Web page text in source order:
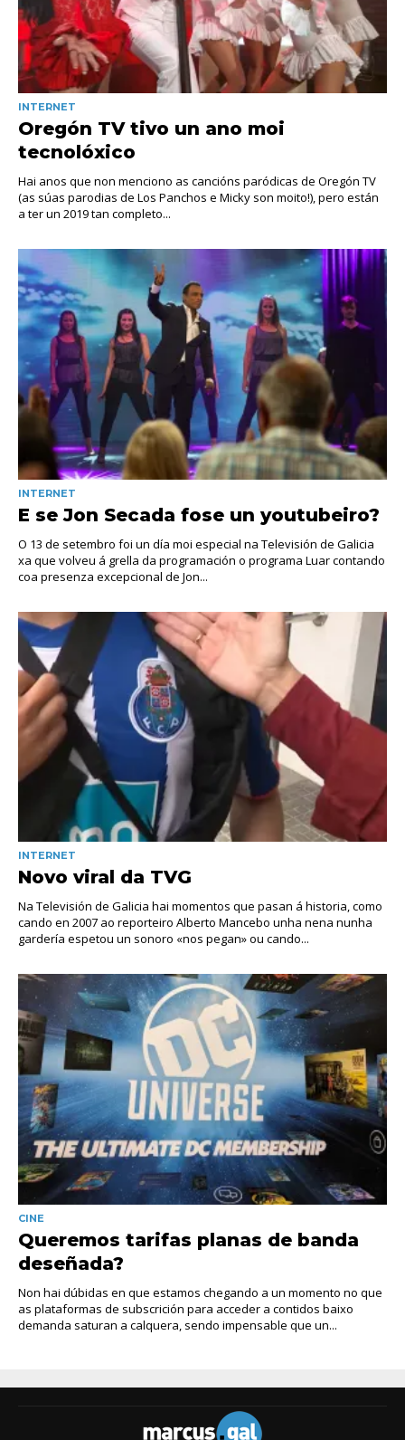
INTERNET
Oregón TV tivo un ano moi
tecnolóxico
Hai anos que non menciono as cancións paródicas de Oregón TV
(as súas parodias de Los Panchos e Micky son moito!), pero están
a ter un 2019 tan completo...
INTERNET
E se Jon Secada fose un youtubeiro?
O 13 de setembro foi un día moi especial na Televisión de Galicia
xa que volveu á grella da programación o programa Luar contando
coa presenza excepcional de Jon...
INTERNET
Novo viral da TVG
Na Televisión de Galicia hai momentos que pasan á historia, como
cando en 2007 ao reporteiro Alberto Mancebo unha nena nunha
gardería espetou un sonoro «nos pegan» ou cando...
CINE
Queremos tarifas planas de banda
deseñada?
Non hai dúbidas en que estamos chegando a un momento no que
as plataformas de subscrición para acceder a contidos baixo
demanda saturan a calquera, sendo impensable que un...